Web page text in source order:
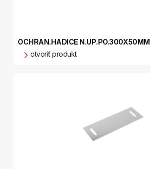
OCHRAN.HADICE N.UP.PO.300X50MM
otvoriť produkt